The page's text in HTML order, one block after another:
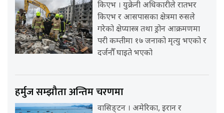
किएभ । युक्रेनी अधिकारीले रातभर
किएभ र आसपासका क्षेत्रमा रुसले
गरेको क्षेप्यास्त्र तथा ड्रोन आक्रमणमा
परी कम्तीमा १७ जनाको मृत्यु भएको र
दर्जनौँ घाइते भएको
हर्मुज सम्झौता अन्तिम चरणमा
वासिङ्टन । अमेरिका, इरान र